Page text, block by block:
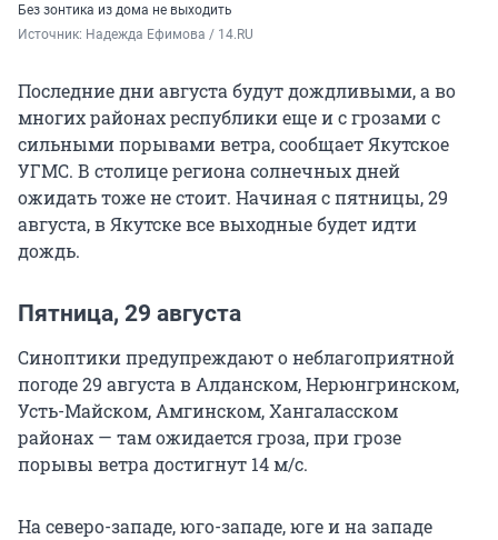
Без зонтика из дома не выходить
Источник: Надежда Ефимова / 14.RU
Последние дни августа будут дождливыми, а во
многих районах республики еще и с грозами с
сильными порывами ветра, сообщает Якутское
УГМС. В столице региона солнечных дней
ожидать тоже не стоит. Начиная с пятницы, 29
августа, в Якутске все выходные будет идти
дождь.
Пятница, 29 августа
Синоптики предупреждают о неблагоприятной
погоде 29 августа в Алданском, Нерюнгринском,
Усть-Майском, Амгинском, Хангаласском
районах — там ожидается гроза, при грозе
порывы ветра достигнут 14 м/с.
На северо-западе, юго-западе, юге и на западе